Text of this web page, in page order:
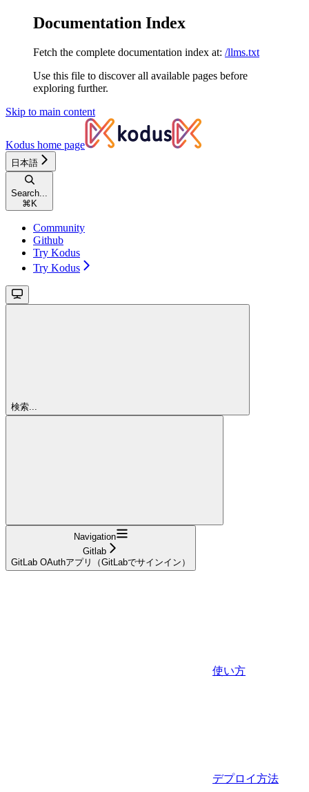
Documentation Index
Fetch the complete documentation index at: /llms.txt
Use this file to discover all available pages before
exploring further.
Skip to main content
Kodus home page
日本語
Search...
⌘ K
Community
Github
Try Kodus
Try Kodus
検索...
Navigation
Gitlab
GitLab OAuthアプリ（GitLabでサインイン）
使い方
デプロイ方法